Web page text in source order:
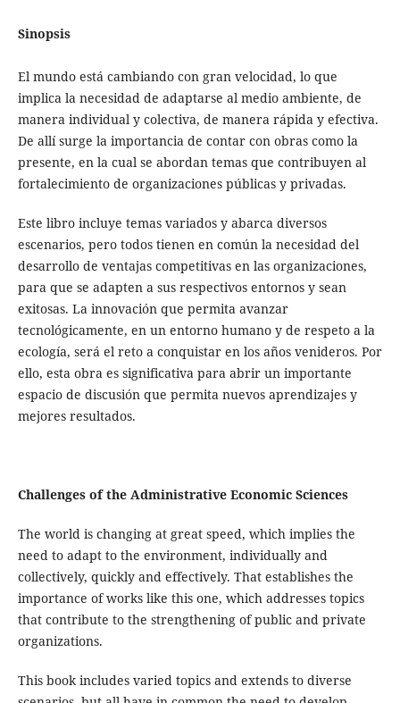
Sinopsis
El mundo está cambiando con gran velocidad, lo que
implica la necesidad de adaptarse al medio ambiente, de
manera individual y colectiva, de manera rápida y efectiva.
De allí surge la importancia de contar con obras como la
presente, en la cual se abordan temas que contribuyen al
fortalecimiento de organizaciones públicas y privadas.
Este libro incluye temas variados y abarca diversos
escenarios, pero todos tienen en común la necesidad del
desarrollo de ventajas competitivas en las organizaciones,
para que se adapten a sus respectivos entornos y sean
exitosas. La innovación que permita avanzar
tecnológicamente, en un entorno humano y de respeto a la
ecología, será el reto a conquistar en los años venideros. Por
ello, esta obra es significativa para abrir un importante
espacio de discusión que permita nuevos aprendizajes y
mejores resultados.
Challenges of the Administrative Economic Sciences
The world is changing at great speed, which implies the
need to adapt to the environment, individually and
collectively, quickly and effectively. That establishes the
importance of works like this one, which addresses topics
that contribute to the strengthening of public and private
organizations.
This book includes varied topics and extends to diverse